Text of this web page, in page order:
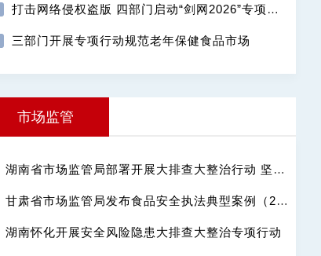
打击网络侵权盗版 四部门启动“剑网2026”专项行动
三部门开展专项行动规范老年保健食品市场
市场监管
湖南省市场监管局部署开展大排查大整治行动 坚决守护百姓舌尖安全
甘肃省市场监管局发布食品安全执法典型案例（2025-2026年度）
湖南怀化开展安全风险隐患大排查大整治专项行动